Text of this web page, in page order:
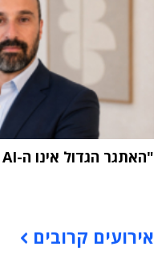
"האתגר הגדול אינו ה-AI אלא הטמעתה בארגון"
אירועים קרובים